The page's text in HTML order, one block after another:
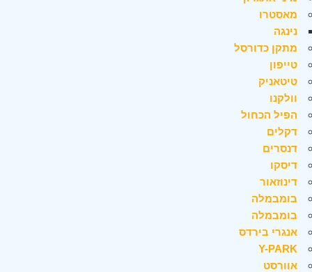
מאסטרו
נינגה
מתקן כדורסל
טייפון
טיטאניק
וולקנו
הפיל הכחול
דקלים
דנסרים
דיסקו
דינוזאור
בומבמלה
בומבמלה
אנגרי בירדס
Y-PARK
אוורסט